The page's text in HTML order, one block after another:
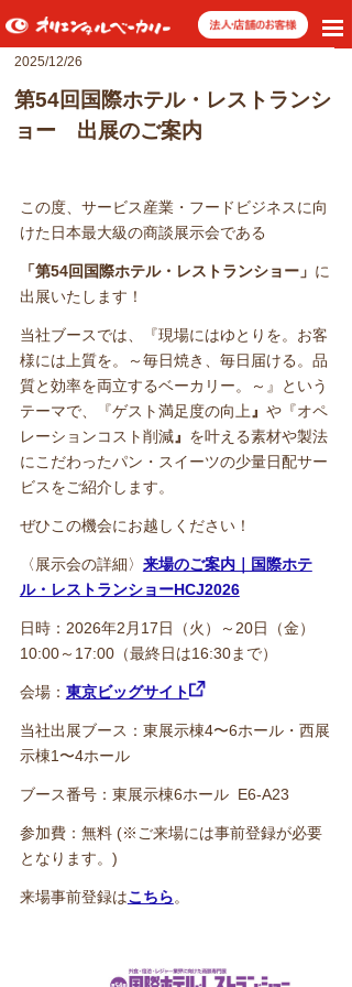
2025/12/26
第54回国際ホテル・レストランシ
ョー 出展のご案内
この度、サービス産業・フードビジネスに向
けた日本最大級の商談展示会である
「第54回国際ホテル・レストランショー」 に
出展いたします！
当社ブースでは、『現場にはゆとりを。お客
様には上質を。～毎日焼き、毎日届ける。品
質と効率を両立するベーカリー。～』という
テーマで、『ゲスト満足度の向上 』 や『オペ
レーションコスト削減』 を叶える素材や製法
にこだわったパン・スイーツの少量日配サー
ビスをご紹介します。
ぜひこの機会にお越しください！
〈展示会の詳細〉 来場のご案内｜国際ホテ
ル・レストランショーHCJ2026
日時：2026年2月17日（火）～20日（金）
10:00～17:00（最終日は16:30まで）
会場： 東京ビッグサイト
当社出展ブース：東展⽰棟4〜6ホール・⻄展
⽰棟1〜4ホール
ブース番号：東展示棟6ホール E6-A23
参加費：無料 (※ご来場には事前登録が必要
となります。)
来場事前登録はこちら。